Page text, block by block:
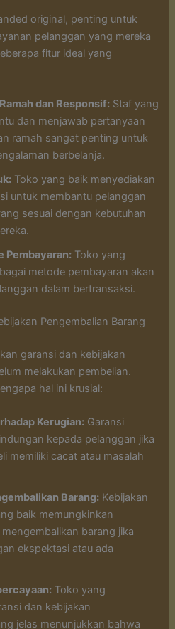
original, penting untuk
pelanggan yang mereka
fitur ideal yang
dan Responsif: Staf yang
dan menjawab pertanyaan
ramah sangat penting untuk
berbelanja.
Toko yang baik menyediakan
untuk membantu pelanggan
sesuai dengan kebutuhan
Pembayaran: Toko yang
metode pembayaran akan
dalam bertransaksi.
Pengembalian Barang
garansi dan kebijakan
melakukan pembelian.
hal ini krusial:
Kerugian: Garansi
kepada pelanggan jika
memiliki cacat atau masalah
Barang: Kebijakan
baik memungkinkan
barang jika
ekspektasi atau ada
Toko yang
dan kebijakan
jelas menunjukkan bahwa